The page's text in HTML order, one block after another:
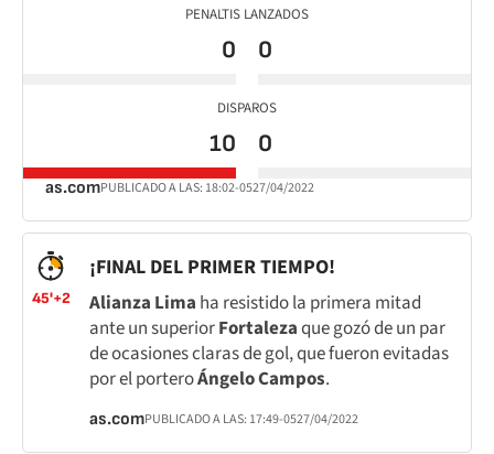
PENALTIS LANZADOS
0 0
DISPAROS
10 0
as.comPUBLICADO A LAS: 18:02-0527/04/2022
45'+2
¡FINAL DEL PRIMER TIEMPO!
Alianza Lima ha resistido la primera mitad
ante un superiorFortalezaque gozó de un par
de ocasiones claras de gol, que fueron evitadas
por el porteroÁngelo Campos.
as.comPUBLICADO A LAS: 17:49-0527/04/2022